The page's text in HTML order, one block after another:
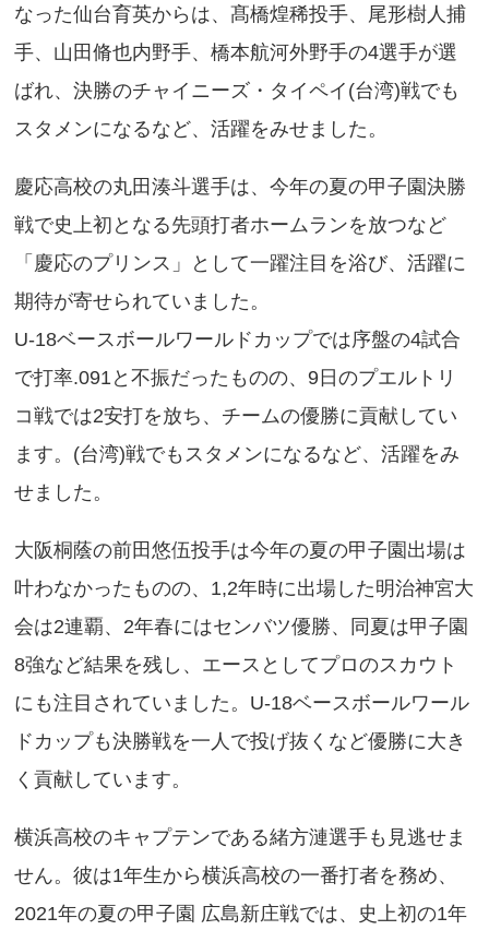
髙橋 煌稀 仙台育英
木村 優人 霞ヶ浦
安田 虎汰郎 日大三
矢野 海翔
内野手 山田 脩也 仙台育英
森田 大翔 履正社
小林 隼翔 広陵
外野手 橋本 航河 仙台育英
丸田 湊斗 慶応
知花 慎之助
なった仙台育英からは、髙橋煌稀投手、尾形樹人捕
手、山田脩也内野手、橋本航河外野手の4選手が選
ばれ、決勝のチャイニーズ・タイペイ(台湾)戦でも
スタメンになるなど、活躍をみせました。
慶応高校の丸田湊斗選手は、今年の夏の甲子園決勝
戦で史上初となる先頭打者ホームランを放つなど
「慶応のプリンス」として一躍注目を浴び、活躍に
期待が寄せられていました。
U-18ベースボールワールドカップでは序盤の4試合
で打率.091と不振だったものの、9日のプエルトリ
コ戦では2安打を放ち、チームの優勝に貢献してい
ます。(台湾)戦でもスタメンになるなど、活躍をみ
せました。
大阪桐蔭の前田悠伍投手は今年の夏の甲子園出場は
叶わなかったものの、1,2年時に出場した明治神宮大
会は2連覇、2年春にはセンバツ優勝、同夏は甲子園
8強など結果を残し、エースとしてプロのスカウト
にも注目されていました。U-18ベースボールワール
ドカップも決勝戦を一人で投げ抜くなど優勝に大き
く貢献しています。
横浜高校のキャプテンである緒方漣選手も見逃せま
せん。彼は1年生から横浜高校の一番打者を務め、
2021年の夏の甲子園 広島新庄戦では、史上初の1年